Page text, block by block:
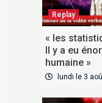
Replay
« les
Il y a eu
humaine »
lundi le 3